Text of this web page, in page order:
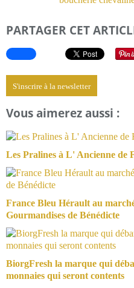
PARTAGER CET
S'inscrire à la newsletter
Vous aimerez aussi :
Les Pralines à L' Ancienne de
France Bleu Hérault au
Gourmandises de Bénédicte
BiorgFresh la marque qui
monnaies qui seront contents